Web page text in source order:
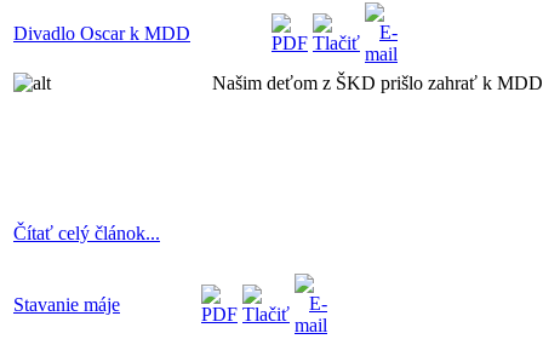
Divadlo Oscar k MDD
Našim deťom z ŠKD prišlo zahrať k MDD
Čítať celý článok...
Stavanie máje